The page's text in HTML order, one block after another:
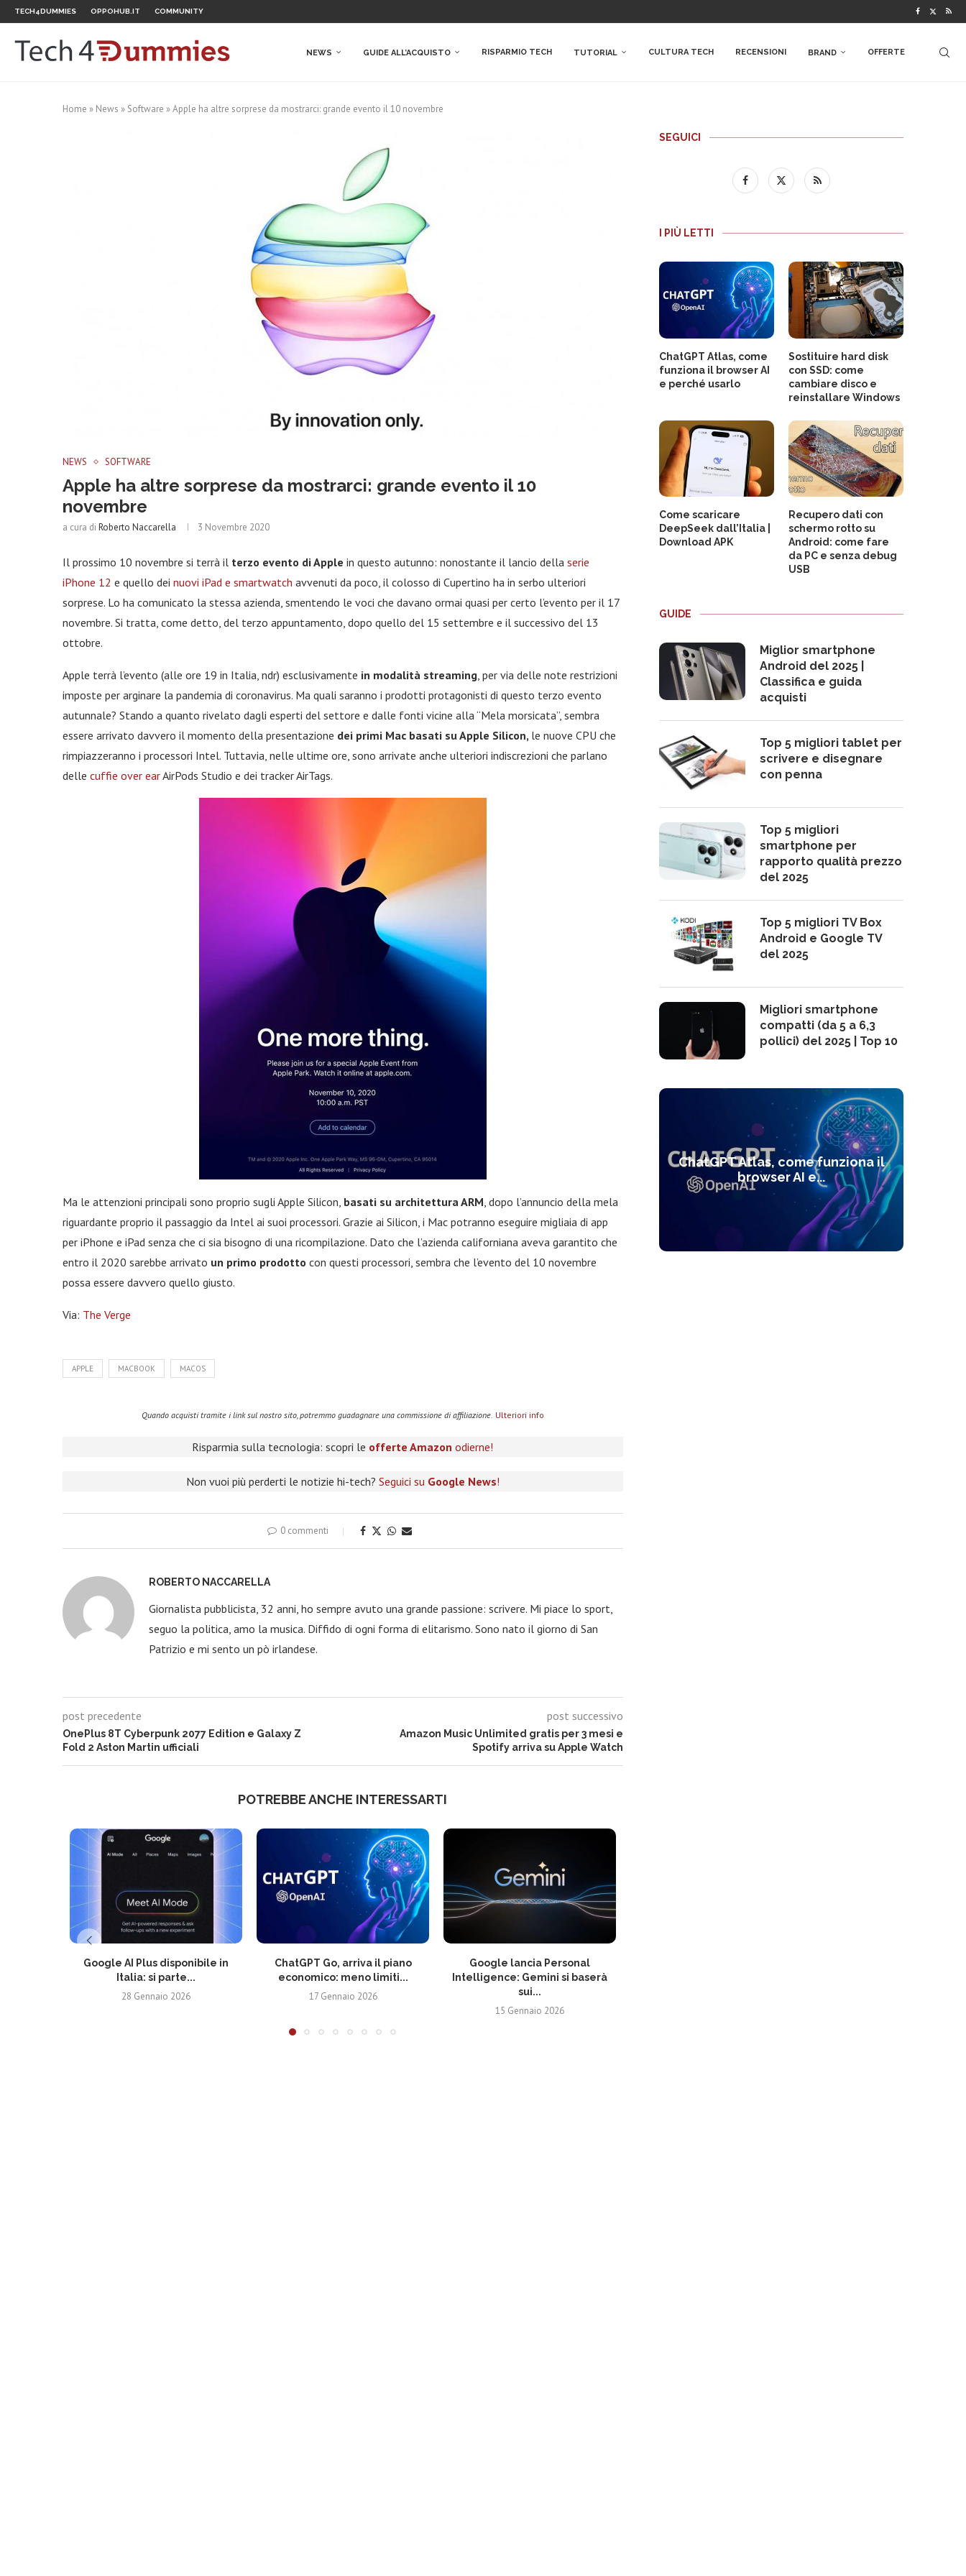
TECH4DUMMIES OPPOHUB.IT COMMUNITY
NEWS GUIDE ALL’ACQUISTO RISPARMIO TECH TUTORIAL CULTURA TECH RECENSIONI BRAND OFFERTE
Home » News » Software »Apple ha altre sorprese da mostrarci: grande evento il 10 novembre
NEWS SOFTWARE
Apple ha altre sorprese da mostrarci: grande evento il 10
novembre
a cura di Roberto Naccarella 3 Novembre 2020
Il prossimo 10 novembre si terrà il terzo evento di Apple in questo autunno: nonostante il lancio della serie
iPhone 12 e quello dei nuovi iPad e smartwatch avvenuti da poco, il colosso di Cupertino ha in serbo ulteriori
sorprese. Lo ha comunicato la stessa azienda, smentendo le voci che davano ormai quasi per certo l’evento per il 17
novembre. Si tratta, come detto, del terzo appuntamento, dopo quello del 15 settembre e il successivo del 13
ottobre.
Apple terrà l’evento (alle ore 19 in Italia, ndr) esclusivamente in modalità streaming, per via delle note restrizioni
imposte per arginare la pandemia di coronavirus. Ma quali saranno i prodotti protagonisti di questo terzo evento
autunnale? Stando a quanto rivelato dagli esperti del settore e dalle fonti vicine alla “Mela morsicata”, sembra
essere arrivato davvero il momento della presentazione dei primi Mac basati su Apple Silicon, le nuove CPU che
rimpiazzeranno i processori Intel. Tuttavia, nelle ultime ore, sono arrivate anche ulteriori indiscrezioni che parlano
delle cuffie over earAirPods Studio e dei tracker AirTags.
Ma le attenzioni principali sono proprio sugli Apple Silicon, basati su architettura ARM, dopo l’annuncio della mela
riguardante proprio il passaggio da Intel ai suoi processori. Grazie ai Silicon, i Mac potranno eseguire migliaia di app
per iPhone e iPad senza che ci sia bisogno di una ricompilazione. Dato che l’azienda californiana aveva garantito che
entro il 2020 sarebbe arrivato un primo prodotto con questi processori, sembra che l’evento del 10 novembre
possa essere davvero quello giusto.
Via: The Verge
APPLE MACBOOK MACOS
Quando acquisti tramite i link sul nostro sito, potremmo guadagnare una commissione di affiliazione. Ulteriori info
Risparmia sulla tecnologia: scopri le offerte Amazon odierne!
Non vuoi più perderti le notizie hi-tech? Seguici su Google News!
0 commenti
ROBERTO NACCARELLA
Giornalista pubblicista, 32 anni, ho sempre avuto una grande passione: scrivere. Mi piace lo sport,
seguo la politica, amo la musica. Diffido di ogni forma di elitarismo. Sono nato il giorno di San
Patrizio e mi sento un pò irlandese.
post precedente
OnePlus 8T Cyberpunk 2077 Edition e Galaxy Z
Fold 2 Aston Martin ufficiali
post successivo
Amazon Music Unlimited gratis per 3 mesi e
Spotify arriva su Apple Watch
POTREBBE ANCHE INTERESSARTI
Google AI Plus disponibile in
Italia: si parte...
28 Gennaio 2026
ChatGPT Go, arriva il piano
economico: meno limiti...
17 Gennaio 2026
Google lancia Personal
Intelligence: Gemini si baserà
sui...
15 Gennaio 2026
SEGUICI
I PIÙ LETTI
ChatGPT Atlas, come
funziona il browser AI
e perché usarlo
Sostituire hard disk
con SSD: come
cambiare disco e
reinstallare Windows
Come scaricare
DeepSeek dall’Italia |
Download APK
Recupero dati con
schermo rotto su
Android: come fare
da PC e senza debug
USB
GUIDE
Miglior smartphone
Android del 2025 |
Classifica e guida
acquisti
Top 5 migliori tablet per
scrivere e disegnare
con penna
Top 5 migliori
smartphone per
rapporto qualità prezzo
del 2025
Top 5 migliori TV Box
Android e Google TV
del 2025
Migliori smartphone
compatti (da 5 a 6,3
pollici) del 2025 | Top 10
ChatGPT Atlas, come funziona il
browser AI e...